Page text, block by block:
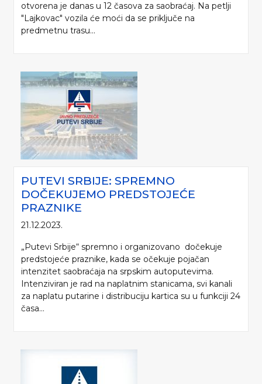
otvorena je danas u 12 časova za saobraćaj. Na petlji
"Lajkovac" vozila će moći da se priključe na
predmetnu trasu...
PUTEVI SRBIJE: SPREMNO
DOČEKUJEMO PREDSTOJEĆE
PRAZNIKE
21.12.2023.
„Putevi Srbije“ spremno i organizovano dočekuje
predstojeće praznike, kada se očekuje pojačan
intenzitet saobraćaja na srpskim autoputevima.
Intenziviran je rad na naplatnim stanicama, svi kanali
za naplatu putarine i distribuciju kartica su u funkciji 24
časa...